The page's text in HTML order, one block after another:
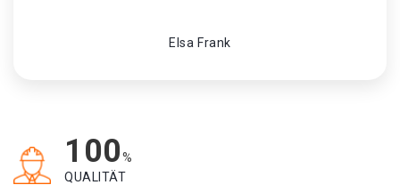
Elsa Frank
100%
QUALITÄT